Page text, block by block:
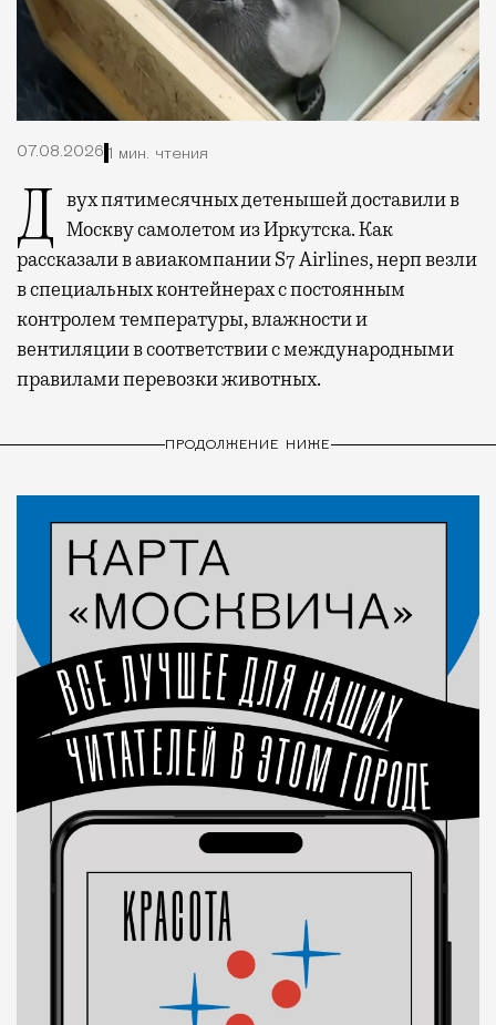
07.08.2026 1 мин. чтения
Двух пятимесячных детенышей доставили в Москву самолетом из Иркутска. Как
рассказали в авиакомпании S7 Airlines, нерп везли
в специальных контейнерах с постоянным
контролем температуры, влажности и
вентиляции в соответствии с международными
правилами перевозки животных.
ПРОДОЛЖЕНИЕ НИЖЕ